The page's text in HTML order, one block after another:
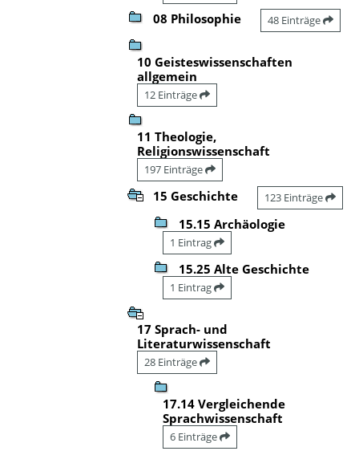
08 Philosophie 48 Einträge
10 Geisteswissenschaften
allgemein
12 Einträge
11 Theologie,
Religionswissenschaft
197 Einträge
15 Geschichte 123 Einträge
15.15 Archäologie
1 Eintrag
15.25 Alte Geschichte
1 Eintrag
17 Sprach- und
Literaturwissenschaft
28 Einträge
17.14 Vergleichende
Sprachwissenschaft
6 Einträge